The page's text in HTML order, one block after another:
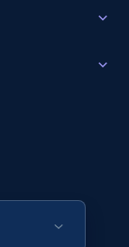
code,
卖数据，按品
经销商之间的
模庞大且快速
。
为推动中国汽
资者、金融
构化的大搜车
中国分散的经